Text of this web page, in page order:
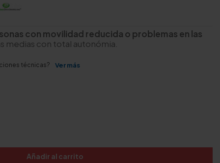
con movilidad reducida o problemas en las
medias con total autonómia.
técnicas? Ver más
Añadir al carrito